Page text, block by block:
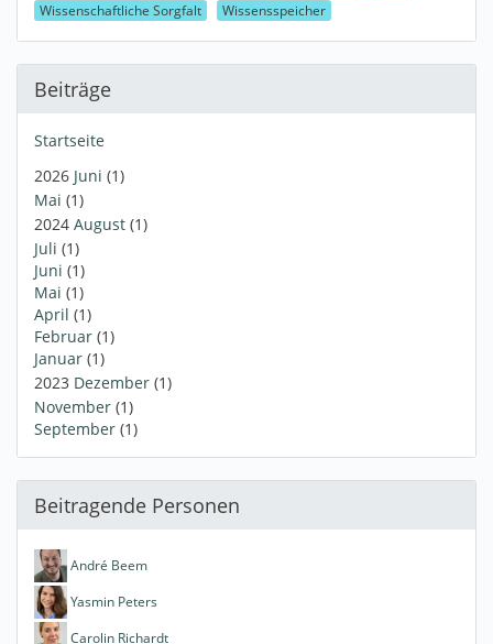
Wissenschaftliche Sorgfalt
Wissensspeicher
Beiträge
Startseite
2026 Juni (1)
Mai (1)
2024 August (1)
Juli (1)
Juni (1)
Mai (1)
April (1)
Februar (1)
Januar (1)
2023 Dezember (1)
November (1)
September (1)
Beitragende Personen
André Beem
Yasmin Peters
Carolin Richardt